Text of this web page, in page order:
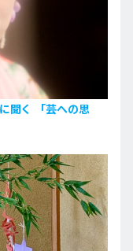
聞く 「芸への思